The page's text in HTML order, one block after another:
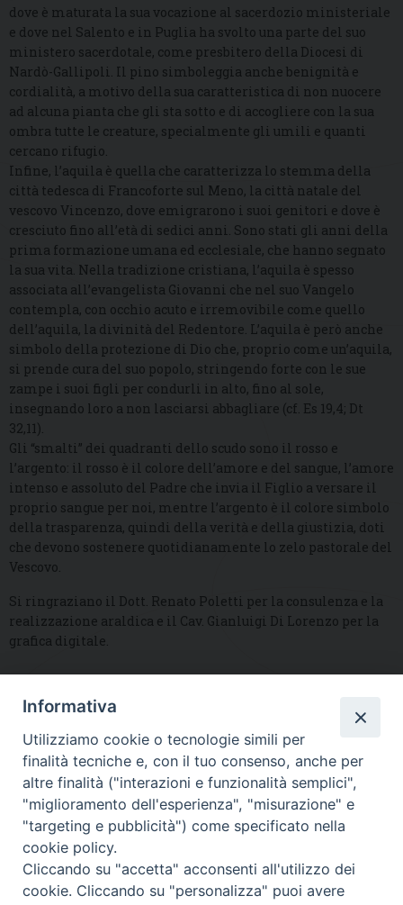
dove è maturata la sua vocazione al sacerdozio ministeriale
e dove nel Salento e in Puglia ha svolto una parte del suo
ministero sacerdotale, come presbitero della Diocesi di
Nardò-Gallipoli. Il pino simboleggia anche benignità e
cordialità, a motivo della sua caratteristica di non nuocere
ad alcuna pianta che gli sta sotto e di accogliere con la sua
ombra tutte le creature, specialmente gli umili e quanti
cercano rifugio.
Infine, l’aquila è quella che caratterizza lo stemma della
città tedesca di Francoforte sul Meno, la città natale del
vescovo Vincenzo, dove emigrarono i suoi genitori e dove è
cresciuto fino all’età di sedici anni. Sono stati gli anni della
prima formazione umana ed ecclesiale, che hanno segnato
la sua vita. Nella tradizione cristiana, l’aquila è spesso
associata all’evangelista Giovanni che nel suo Vangelo
contempla, con occhio acuto e irremovibile come quello
dell’aquila, la divinità del Redentore. L’aquila è però anche
simbolo della protezione di Dio che, proprio come un’aquila,
si prende cura del suo popolo, stringendo forte con le sue
zampe i suoi figli per condurli in alto, fino al sole,
insegnando loro a non lasciarsi abbagliare (cf. Es 19,4; Dt
32,11).
Gli “smalti” dei quadranti dello scudo sono il rosso e
l’argento: il rosso è il colore dell’amore e del sangue, l’amore
intenso e assoluto del Padre che invia il Figlio a versare il
proprio sangue per noi, mentre l’argento è il colore simbolo
della trasparenza, quindi della verità e della giustizia, doti
che devono sostenere quotidianamente lo zelo pastorale del
Vescovo.
Si ringraziano il Dott. Renato Poletti per la consulenza e la
realizzazione araldica e il Cav. Gianluigi Di Lorenzo per la
grafica digitale.
DIOCESI SUBURBICARIA DI ALBANO
Contatti:Tel.: 06.93268401 - Fax.: 06.9323844
E-mail:curia@diocesidialbano.it
Orari: dal Lunedì al Venerdì Ore: 9:00 - 13:00
Lunedì, Mercoledì e Venerdì, Ore 9:30 - 12:30
Informativa
Utilizziamo cookie o tecnologie simili per
finalità tecniche e, con il tuo consenso, anche per
altre finalità ("interazioni e funzionalità semplici",
"miglioramento dell'esperienza", "misurazione" e
"targeting e pubblicità") come specificato nella
cookie policy.
Cliccando su "accetta" acconsenti all'utilizzo dei
cookie. Cliccando su "personalizza" puoi avere